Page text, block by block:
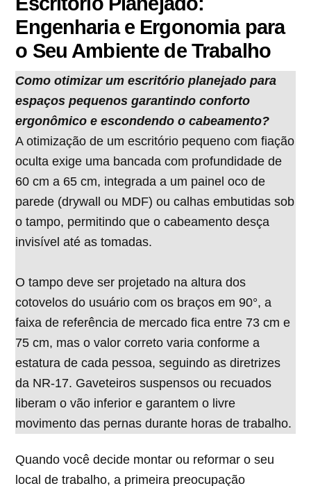
Engenharia e Ergonomia para
o Seu Ambiente de Trabalho
Como otimizar um escritório planejado para
espaços pequenos garantindo conforto
ergonômico e escondendo o cabeamento?
A otimização de um escritório pequeno com fiação
oculta exige uma bancada com profundidade de
60 cm a 65 cm, integrada a um painel oco de
parede (drywall ou MDF) ou calhas embutidas sob
o tampo, permitindo que o cabeamento desça
invisível até as tomadas.
O tampo deve ser projetado na altura dos
cotovelos do usuário com os braços em 90°, a
faixa de referência de mercado fica entre 73 cm e
75 cm, mas o valor correto varia conforme a
estatura de cada pessoa, seguindo as diretrizes
da NR-17. Gaveteiros suspensos ou recuados
liberam o vão inferior e garantem o livre
movimento das pernas durante horas de trabalho.
Quando você decide montar ou reformar o seu
local de trabalho, a primeira preocupação